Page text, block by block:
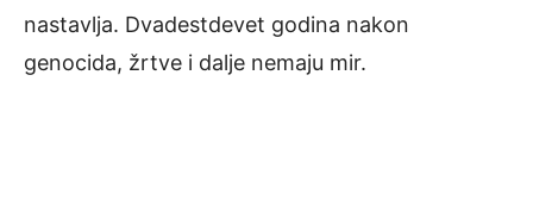
nastavlja. Dvadestdevet godina nakon
genocida, žrtve i dalje nemaju mir.